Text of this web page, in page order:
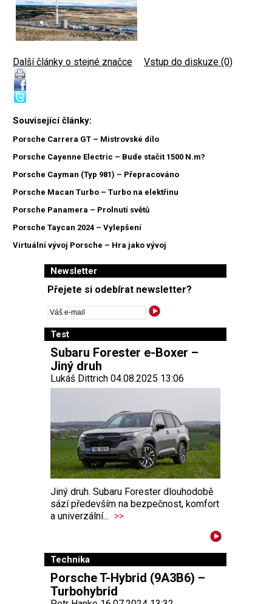
Další články o stejné značce Vstup do diskuze (0)
Související články:
Porsche Carrera GT – Mistrovské dílo
Porsche Cayenne Electric – Bude stačit 1500 N.m?
Porsche Cayman (Typ 981) – Přepracováno
Porsche Macan Turbo – Turbo na elektřinu
Porsche Panamera – Prolnutí světů
Porsche Taycan 2024 – Vylepšení
Virtuální vývoj Porsche – Hra jako vývoj
Newsletter
Přejete si odebírat newsletter?
Test
Subaru Forester e-Boxer –
Jiný druh
Lukáš Dittrich 04.08.2025 13:06
Jiný druh. Subaru Forester dlouhodobě
sází především na bezpečnost, komfort
a univerzální... >>
Technika
Porsche T-Hybrid (9A3B6) –
Turbohybrid